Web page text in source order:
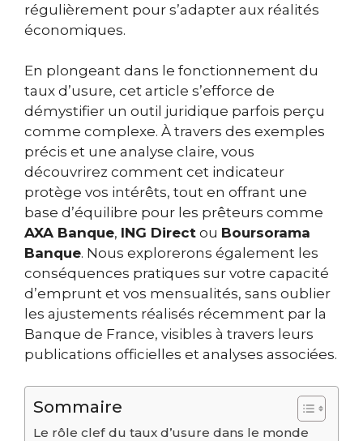
régulièrement pour s’adapter aux réalités
économiques.
En plongeant dans le fonctionnement du
taux d’usure, cet article s’efforce de
démystifier un outil juridique parfois perçu
comme complexe. À travers des exemples
précis et une analyse claire, vous
découvrirez comment cet indicateur
protège vos intérêts, tout en offrant une
base d’équilibre pour les prêteurs comme
AXA Banque, ING Direct ou Boursorama
Banque. Nous explorerons également les
conséquences pratiques sur votre capacité
d’emprunt et vos mensualités, sans oublier
les ajustements réalisés récemment par la
Banque de France, visibles à travers leurs
publications officielles et analyses associées.
Sommaire
Le rôle clef du taux d’usure dans le monde